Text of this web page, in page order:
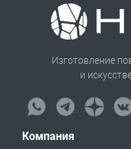
Изготовление
и
Компания